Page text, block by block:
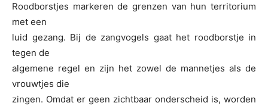
Roodborstjes markeren de grenzen van hun territorium
met een
luid gezang. Bij de zangvogels gaat het roodborstje in
tegen de
algemene regel en zijn het zowel de mannetjes als de
vrouwtjes die
zingen. Omdat er geen zichtbaar onderscheid is, worden